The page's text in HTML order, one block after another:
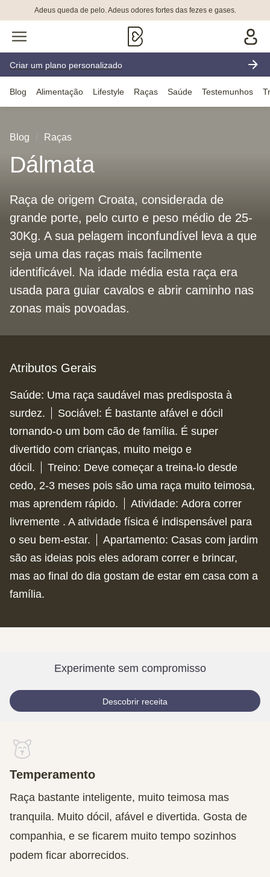
Adeus queda de pelo. Adeus odores fortes das fezes e gases.
Criar um plano personalizado
Blog Alimentação Lifestyle Raças Saúde Testemunhos
Blog Raças
Dálmata
Raça de origem Croata, considerada de
grande porte, pelo curto e peso médio de 25-
30Kg. A sua pelagem inconfundível leva a que
seja uma das raças mais facilmente
identificável. Na idade média esta raça era
usada para guiar cavalos e abrir caminho nas
zonas mais povoadas.
Atributos Gerais
Saúde: Uma raça saudável mas predisposta à
surdez.
Sociável : É bastante afável e dócil
tornando-o um bom cão de família. É super
divertido com crianças, muito meigo e
dócil.
Treino: Deve começar a treina-lo desde
cedo, 2-3 meses pois são uma raça muito teimosa,
mas aprendem rápido.
Atividade: Adora correr
livremente . A atividade física é indispensável para
o seu bem-estar.
Apartamento: Casas com jardim
são as ideias pois eles adoram correr e brincar,
mas ao final do dia gostam de estar em casa com a
família.
Experimente sem compromisso
Descobrir receita
Temperamento
Raça bastante inteligente, muito teimosa mas
tranquila. Muito dócil, afável e divertida. Gosta de
companhia, e se ficarem muito tempo sozinhos
podem ficar aborrecidos.